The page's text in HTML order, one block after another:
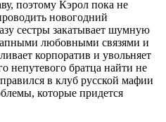
поэтому Кэрол пока не
новогодний
сестры закатывает шумную
любовными связями и
корпоратив и увольняет
непутевого братца найти не
в клуб русской мафии
которые придется